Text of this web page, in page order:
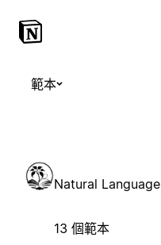
範本
Natural
13 個範本